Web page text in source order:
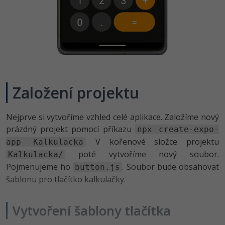
Copywriter
Algoritmy -41%
Umělá inteligence (AI)
Více
Fórum
Kurzy e-commerce
Testování softwaru
Digitální gramotnost
Kurzy designu
-80%
Photoshop -80%
Blog
Založení projektu
Nejprve si vytvoříme vzhled celé aplikace. Založíme nový
prázdný projekt pomocí příkazu
npx create-expo-
app Kalkulacka . V kořenové složce projektu
Kalkulacka/
poté vytvoříme nový soubor.
Pojmenujeme ho button.js . Soubor bude obsahovat
šablonu pro tlačítko kalkulačky.
Vytvoření šablony tlačítka